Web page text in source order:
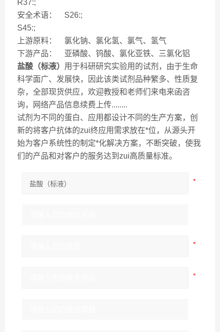
R37:;
安全术语： S26:;
S45:;
上游原料： 氯化钠、氯化氢、氯气、氢气
下游产品： 亚磷酸、钨酸、氯化亚铁、三氯化铝
盐酸（标液） 用于科研研究实验用的试剂，由于生命
科学面广、发展快，因此该类试剂品种繁多、性质复
杂，全部现货供应，欢迎教授和老师们来电来函咨
询，网络产品信息续费上传........
试剂为不同的蛋白、应用都设计不同的生产方案，创
新的将客户抗体的zui终应用需求放在*位，从源头开
始为客户系统性的制定*化解决方案，不断突破，使我
们的产品和对客户的服务达到zui高质量标准。